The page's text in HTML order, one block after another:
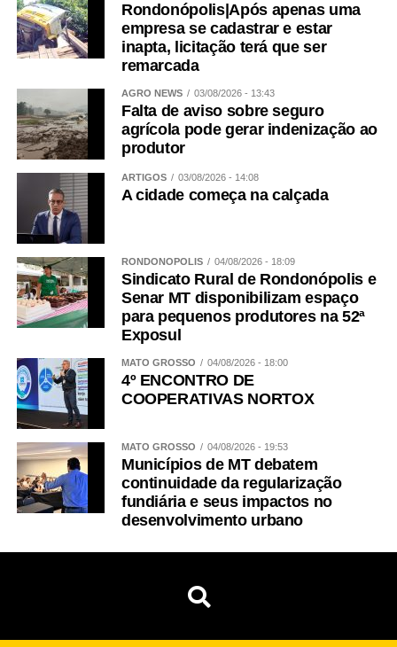
Rondonópolis|Após apenas uma
empresa se cadastrar e estar
inapta, licitação terá que ser
remarcada
AGRO NEWS 03/08/2026 - 13:43
Falta de aviso sobre seguro
agrícola pode gerar indenização ao
produtor
ARTIGOS 03/08/2026 - 14:08
A cidade começa na calçada
RONDONÓPOLIS 04/08/2026 - 18:09
Sindicato Rural de Rondonópolis e
Senar MT disponibilizam espaço
para pequenos produtores na 52ª
Exposul
MATO GROSSO 04/08/2026 - 18:00
4º ENCONTRO DE
COOPERATIVAS NORTOX
MATO GROSSO 04/08/2026 - 19:53
Municípios de MT debatem
continuidade da regularização
fundiária e seus impactos no
desenvolvimento urbano